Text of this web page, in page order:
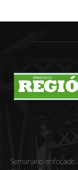
Semanario